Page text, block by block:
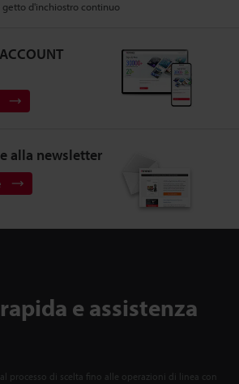
d'inchiostro continuo
alla newsletter
e assistenza
processo di scelta fino alle operazioni di linea con